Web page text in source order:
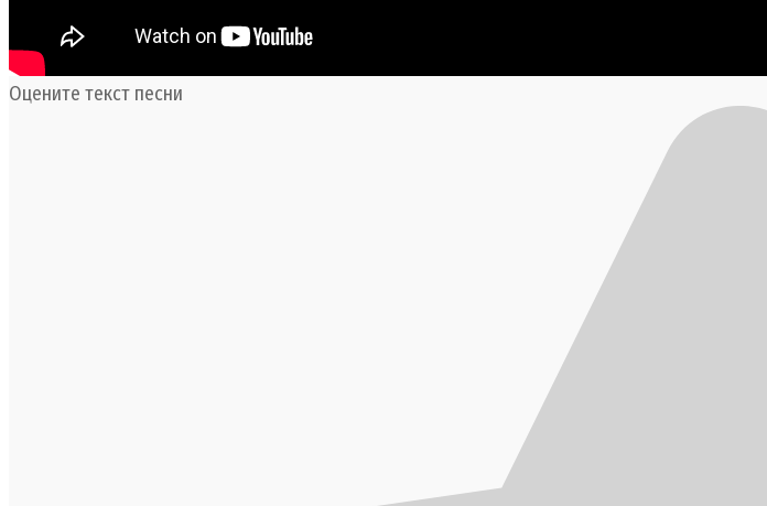
Оцените текст песни